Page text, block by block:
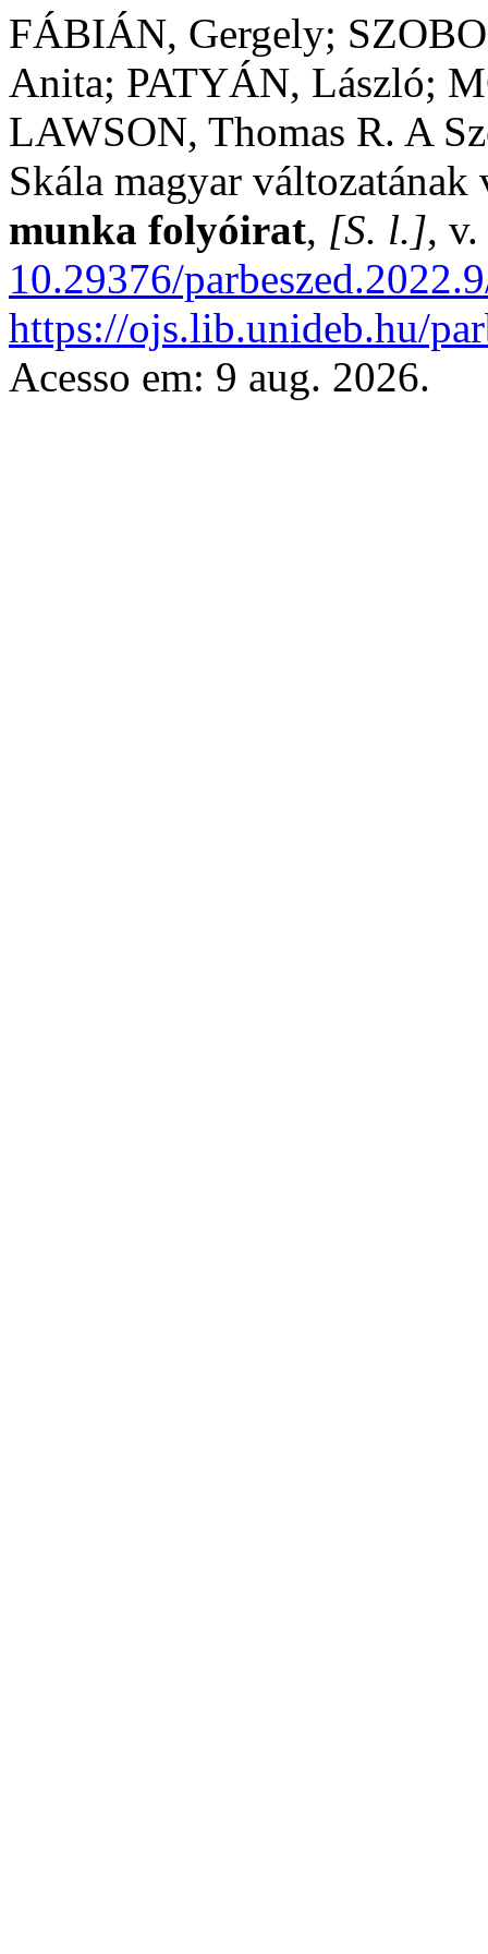
FÁBIÁN, Gergely;
Anita; PATYÁN, László;
LAWSON, Thomas R. A
Skála magyar
munka folyóirat, [S. l.],
10.29376/
https://ojs.lib.unideb.hu/
Acesso em: 9 aug. 2026.